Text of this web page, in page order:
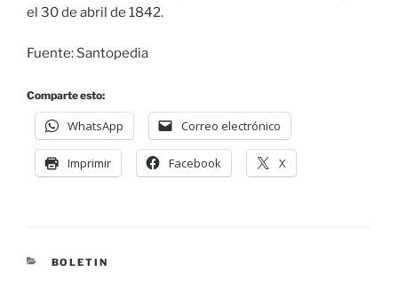
el 30 de abril de 1842.
Fuente: Santopedia
Comparte esto:
WhatsApp Correo electrónico
Imprimir Facebook X
BOLETIN